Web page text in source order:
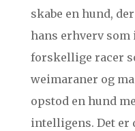
skabe en hund,
hans erhverv som
forskellige racer
weimaraner og
opstod en hund
intelligens. Det er